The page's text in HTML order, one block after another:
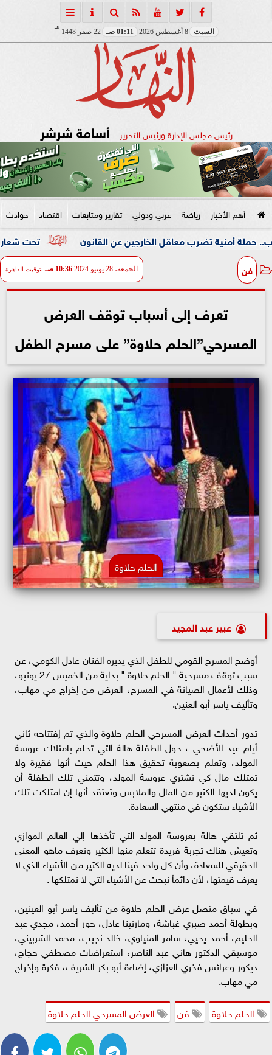
السبت 8 أغسطس 2026 01:11 صـ 22 صفر 1448
هـ
رئيس مجلس الإدارة ورئيس التحرير أسامة شرشر
أهم الأخبار رياضة عربي ودولي تقارير ومتابعات اقتصاد حوادث
تحت شعار «خدمة بيوت تضرب معاقل الخارجين عن القانون
فن الجمعة، 28 يونيو 2024 10:36 صـ بتوقيت القاهرة
تعرف إلى أسباب توقف العرض
المسرحي”الحلم حلاوة” على مسرح الطفل
الحلم حلاوة
عبير عبد المجيد
أوضح المسرح القومي للطفل الذي يديره الفنان عادل الكومي، عن
سبب توقف مسرحية " الحلم حلاوة " بداية من الخميس 27 يونيو،
وذلك لأعمال الصيانة في المسرح، العرض من إخراج مي مهاب،
وتأليف ياسر أبو العنين.
تدور أحداث العرض المسرحي الحلم حلاوة والذي تم إفتتاحه ثاني
أيام عيد الأضحي ، حول الطفلة هالة التي تحلم بامتلاك عروسة
المولد، وتعلم بصعوبة تحقيق هذا الحلم حيث أنها فقيرة ولا
تمتلك مال كي تشتري عروسة المولد، وتتمني تلك الطفلة أن
يكون لديها الكثير من المال والملابس وتعتقد أنها إن امتلكت تلك
الأشياء ستكون في منتهي السعادة.
ثم تلتقي هالة بعروسة المولد التي تأخذها إلي العالم الموازي
وتعيش هناك تجربة فريدة تتعلم منها الكثير وتعرف ماهو المعنى
الحقيقي للسعادة، وأن كل واحد فينا لديه الكثير من الأشياء الذي لا
يعرف قيمتها، لأن دائماً نبحث عن الأشياء التي لا نمتلكها .
في سياق متصل عرض الحلم حلاوة من تأليف ياسر أبو العينين،
وبطولة أحمد صبري غباشة، ومارتينا عادل، حور أحمد، مجدي عبد
الحليم، أحمد يحيي، سامر المنياوي، خالد نجيب، محمد الشربيني،
موسيقي الدكتور هاني عبد الناصر، استعراضات مصطفي حجاج،
ديكور وعرائس فخري العزازي، إضاءة أبو بكر الشريف، فكرة وإخراج
مي مهاب.
الحلم حلاوة
فن العرض المسرحي الحلم حلاوة